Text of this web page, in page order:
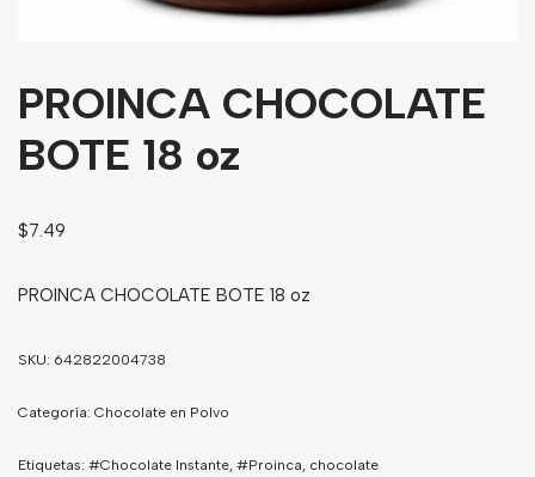
Tés
PROINCA CHOCOLATE
BOTE 18 oz
$7.49
PROINCA CHOCOLATE BOTE 18 oz
SKU: 642822004738
Categoría: Chocolate en Polvo
Etiquetas: #Chocolate Instante, #Proinca, chocolate